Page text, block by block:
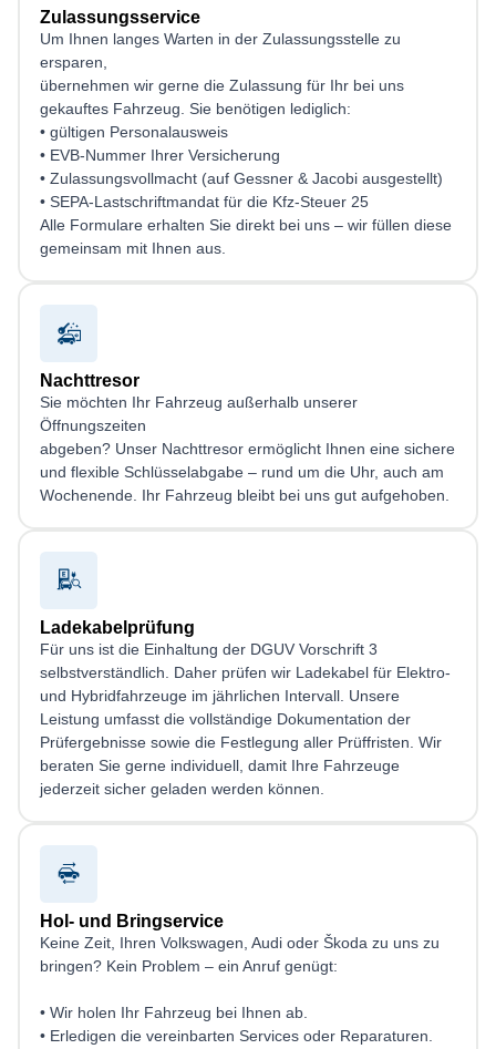
Zulassungsservice
Um Ihnen langes Warten in der Zulassungsstelle zu
ersparen,
übernehmen wir gerne die Zulassung für Ihr bei uns
gekauftes Fahrzeug. Sie benötigen lediglich:
• gültigen Personalausweis
• EVB-Nummer Ihrer Versicherung
• Zulassungsvollmacht (auf Gessner & Jacobi ausgestellt)
• SEPA-Lastschriftmandat für die Kfz-Steuer 25
Alle Formulare erhalten Sie direkt bei uns – wir füllen diese
gemeinsam mit Ihnen aus.
Nachttresor
Sie möchten Ihr Fahrzeug außerhalb unserer
Öffnungszeiten
abgeben? Unser Nachttresor ermöglicht Ihnen eine sichere
und flexible Schlüsselabgabe – rund um die Uhr, auch am
Wochenende. Ihr Fahrzeug bleibt bei uns gut aufgehoben.
Ladekabelprüfung
Für uns ist die Einhaltung der DGUV Vorschrift 3
selbstverständlich. Daher prüfen wir Ladekabel für Elektro-
und Hybridfahrzeuge im jährlichen Intervall. Unsere
Leistung umfasst die vollständige Dokumentation der
Prüfergebnisse sowie die Festlegung aller Prüffristen. Wir
beraten Sie gerne individuell, damit Ihre Fahrzeuge
jederzeit sicher geladen werden können.
Hol- und Bringservice
Keine Zeit, Ihren Volkswagen, Audi oder Škoda zu uns zu
bringen? Kein Problem – ein Anruf genügt:
• Wir holen Ihr Fahrzeug bei Ihnen ab.
• Erledigen die vereinbarten Services oder Reparaturen.